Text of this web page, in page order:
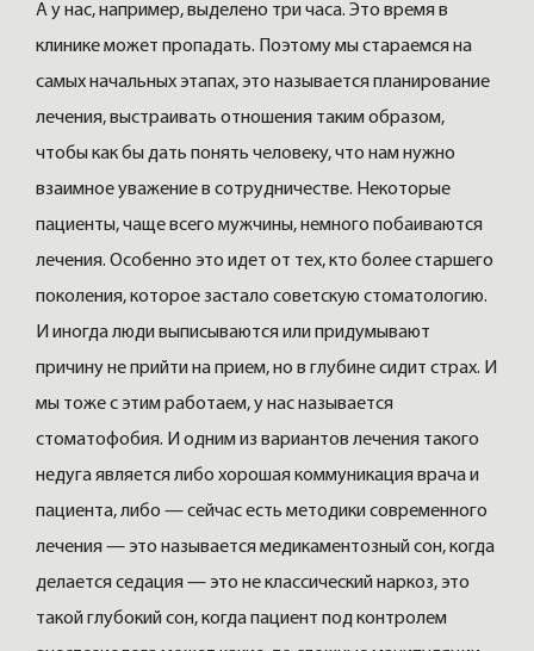
А у нас, например, выделено три часа. Это время в
клинике может пропадать. Поэтому мы стараемся на
самых начальных этапах, это называется планирование
лечения, выстраивать отношения таким образом,
чтобы как бы дать понять человеку, что нам нужно
взаимное уважение в сотрудничестве. Некоторые
пациенты, чаще всего мужчины, немного побаиваются
лечения. Особенно это идет от тех, кто более старшего
поколения, которое застало советскую стоматологию.
И иногда люди выписываются или придумывают
причину не прийти на прием, но в глубине сидит страх. И
мы тоже с этим работаем, у нас называется
стоматофобия. И одним из вариантов лечения такого
недуга является либо хорошая коммуникация врача и
пациента, либо — сейчас есть методики современного
лечения — это называется медикаментозный сон, когда
делается седация — это не классический наркоз, это
такой глубокий сон, когда пациент под контролем